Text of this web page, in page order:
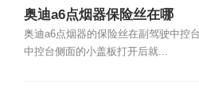
奥迪a6点烟器保险丝在哪
奥迪a6点烟器的保险丝在副驾驶中控
中控台侧面的小盖板打开后就...